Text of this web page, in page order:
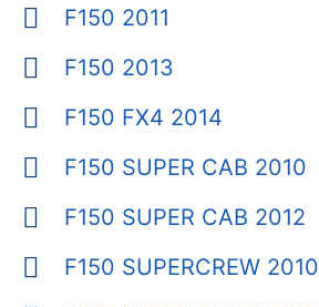
F150 2011
F150 2013
F150 FX4 2014
F150 SUPER CAB 2010
F150 SUPER CAB 2012
F150 SUPERCREW 2010